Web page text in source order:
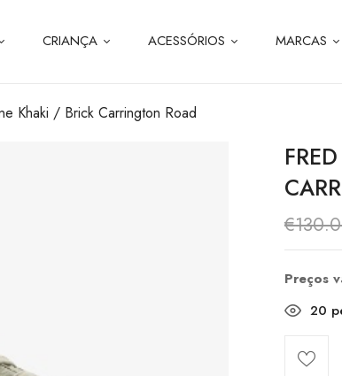
CRIANÇA ACESSÓRIOS MARCAS
Khaki / Brick Carrington Road
€
Preços
20